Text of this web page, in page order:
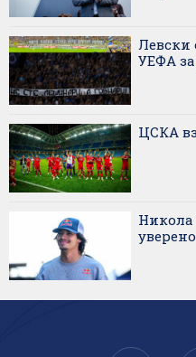
Левски
УЕФА
ЦСКА
Никола